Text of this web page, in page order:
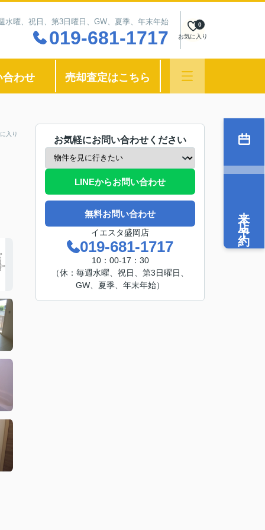
曜、祝日、第3日曜日、GW、夏季、年末年始
019-681-1717 お気に入り
0
合わせ 売却査定はこちら
入り
お気軽にお問い合わせください
LINEからお問い合わせ
無料お問い合わせ
イエスタ盛岡店
019-681-1717
10：00-17：30
（休：毎週水曜、祝日、第3日曜日、
GW、夏季、年末年始）
来店予約